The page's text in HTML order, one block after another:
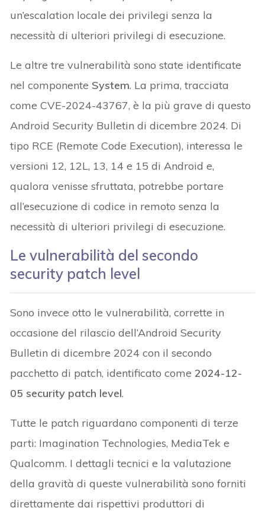
un’escalation locale dei privilegi senza la
necessità di ulteriori privilegi di esecuzione.
Le altre tre vulnerabilità sono state identificate
nel componente System. La prima, tracciata
come CVE-2024-43767, è la più grave di questo
Android Security Bulletin di dicembre 2024. Di
tipo RCE (Remote Code Execution), interessa le
versioni 12, 12L, 13, 14 e 15 di Android e,
qualora venisse sfruttata, potrebbe portare
all’esecuzione di codice in remoto senza la
necessità di ulteriori privilegi di esecuzione.
Le vulnerabilità del secondo
security patch level
Sono invece otto le vulnerabilità, corrette in
occasione del rilascio dell’Android Security
Bulletin di dicembre 2024 con il secondo
pacchetto di patch, identificato come2024-12-
05 security patch level.
Tutte le patch riguardano componenti di terze
parti: Imagination Technologies, MediaTek e
Qualcomm. I dettagli tecnici e la valutazione
della gravità di queste vulnerabilità sono forniti
direttamente dai rispettivi produttori di